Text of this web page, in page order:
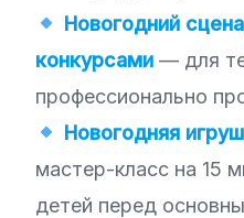
Новогодний
конкурсами — для
профессионально
Новогодняя
мастер-класс на 15
детей перед